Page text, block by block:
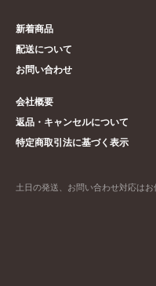
新着商品
配送について
お問い合わせ
会社概要
返品・キャンセルについて
特定商取引法に基づく表示
土日の発送、お問い合わせ対応はお